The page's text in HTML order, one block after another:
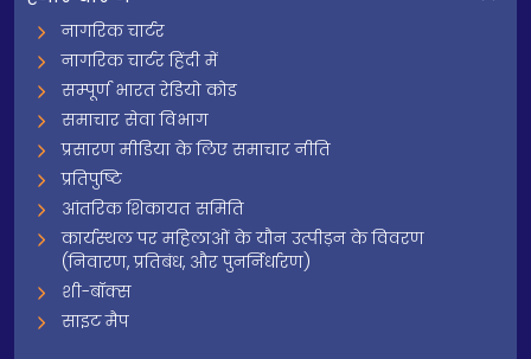
नागरिक चार्टर
नागरिक चार्टर हिंदी में
सम्पूर्ण भारत रेडियो कोड
समाचार सेवा विभाग
प्रसारण मीडिया के लिए समाचार नीति
प्रतिपुष्टि
आंतरिक शिकायत समिति
कार्यस्थल पर महिलाओं के यौन उत्पीड़न के विवरण
(निवारण, प्रतिबंध, और पुनर्निर्धारण)
शी-बॉक्स
साइट मैप